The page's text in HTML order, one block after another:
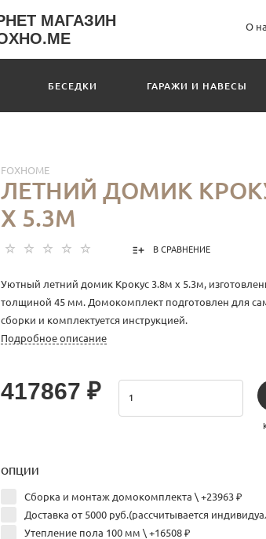
О
БЕСЕДКИ ГАРАЖИ И НАВЕСЫ
FOXHOME
ЛЕТНИЙ ДОМИК
Х 5.3М
В СРАВНЕНИЕ
Уютный летний домик Крокус 3.8м х 5.3м,
толщиной 45 мм. Домокомплект подготовлен для
сборки и комплектуется инструкцией.
Подробное описание
417867 ₽
ОПЦИИ
Сборка и монтаж домокомплекта \ +23963 ₽
Доставка от 5000 руб.(рассчитывается
Утепление пола 100 мм \ +16508 ₽